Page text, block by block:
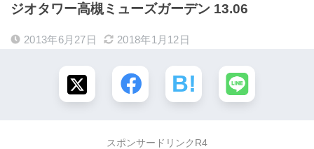
ジオタワー高槻ミューズガーデン 13.06
2013年6月27日 2018年1月12日
スポンサードリンクR4